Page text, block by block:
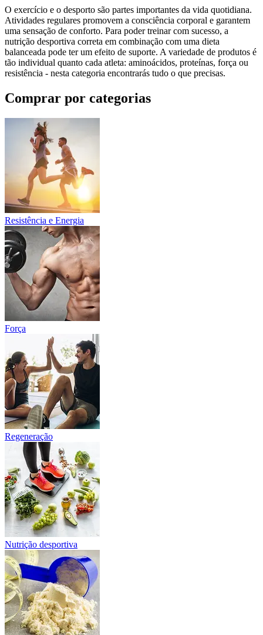
O exercício e o desporto são partes importantes da vida quotidiana.
Atividades regulares promovem a consciência corporal e garantem
uma sensação de conforto. Para poder treinar com sucesso, a
nutrição desportiva correta em combinação com uma dieta
balanceada pode ter um efeito de suporte. A variedade de produtos é
tão individual quanto cada atleta: aminoácidos, proteínas, força ou
resistência - nesta categoria encontrarás tudo o que precisas.
Comprar por categorias
Resistência e Energia
Força
Regeneração
Nutrição desportiva